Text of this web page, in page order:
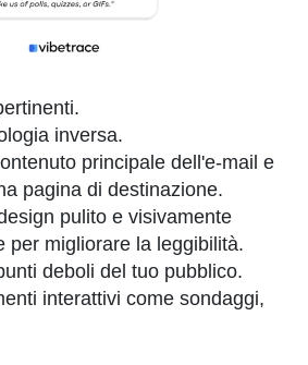
inversa.
principale dell'e-mail e
pagina di destinazione.
pulito e visivamente
per migliorare la leggibilità.
deboli del tuo pubblico.
interattivi come sondaggi,